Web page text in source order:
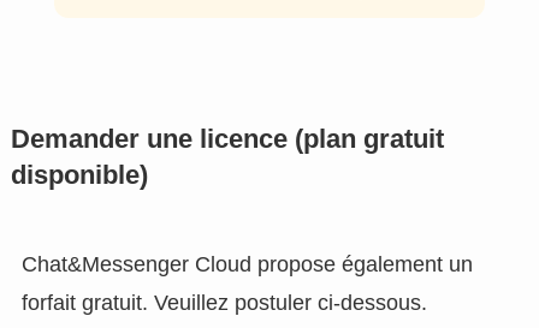
Demander une licence (plan gratuit
disponible)
Chat&Messenger Cloud propose également un
forfait gratuit. Veuillez postuler ci-dessous.